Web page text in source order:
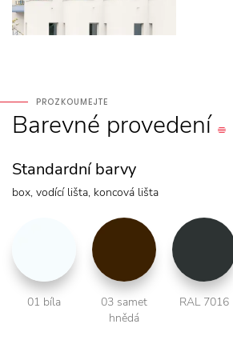
PROZKOUMEJTE
Barevné provedení
Standardní barvy
box, vodící lišta, koncová lišta
01 bíla
03 samet
hnědá
RAL 7016